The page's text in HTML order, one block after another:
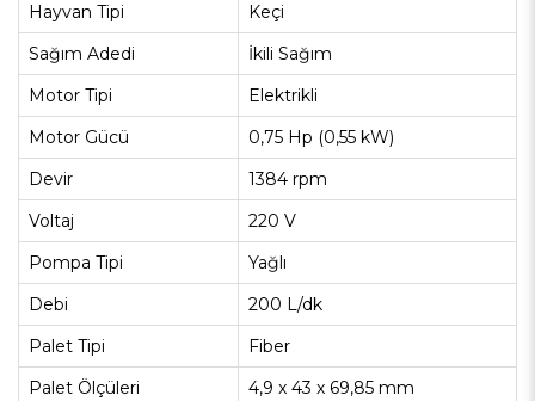
Hayvan Tipi
Keçi
Sağım Adedi
İkili Sağım
Motor Tipi
Elektrikli
Motor Gücü
0,75 Hp (0,55 kW)
Devir
1384 rpm
Voltaj
220 V
Pompa Tipi
Yağlı
Debi
200 L/dk
Palet Tipi
Fiber
Palet Ölçüleri
4,9 x 43 x 69,85 mm